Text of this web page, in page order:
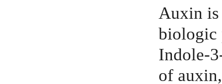
Auxin is
biologic
Indole-
of